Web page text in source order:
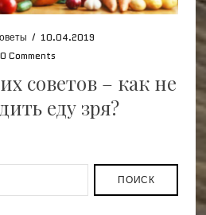
/ 10.04.2019
0 Comments
советов – как не
еду зря?
ПОИСК